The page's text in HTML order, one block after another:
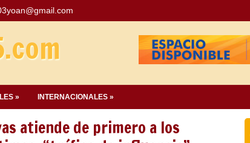
» INTERNACIONALES »
atiende de primero a los